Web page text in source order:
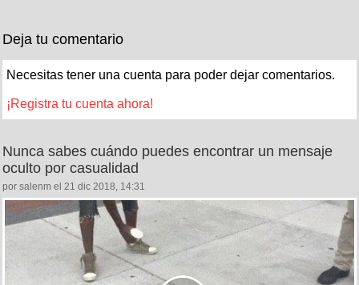
Deja tu comentario
Necesitas tener una cuenta para poder dejar comentarios.
¡Registra tu cuenta ahora!
Nunca sabes cuándo puedes encontrar un mensaje
oculto por casualidad
por salenm el 21 dic 2018, 14:31